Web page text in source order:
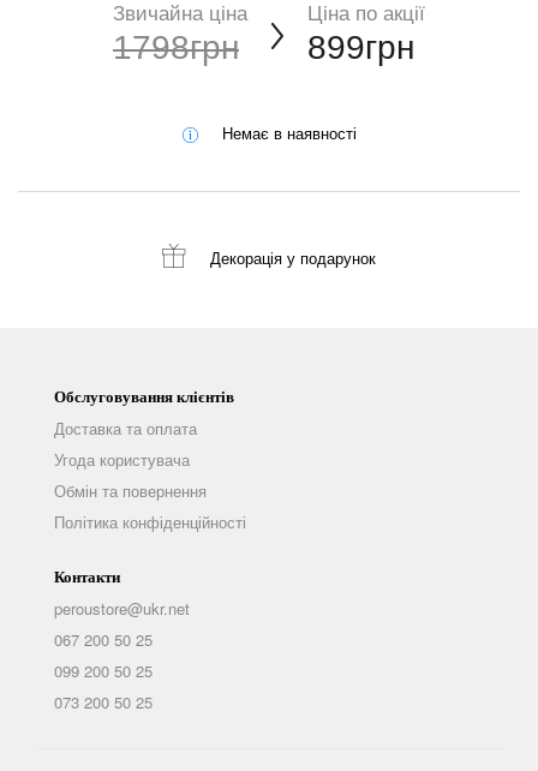
Звичайна ціна
1798грн
Ціна по акції
899грн
Немає в наявності
Декорація у подарунок
Обслуговування клієнтів
Доставка та оплата
Угода користувача
Обмін та повернення
Політика конфіденційності
Контакти
peroustore@ukr.net
067 200 50 25
099 200 50 25
073 200 50 25